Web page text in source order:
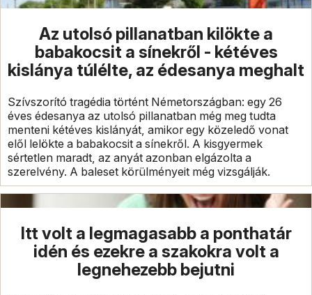
Az utolsó pillanatban kilökte a
babakocsit a sínekről - kétéves
kislánya túlélte, az édesanya meghalt
Szívszorító tragédia történt Németországban: egy 26
éves édesanya az utolsó pillanatban még meg tudta
menteni kétéves kislányát, amikor egy közeledő vonat
elől lelökte a babakocsit a sínekről. A kisgyermek
sértetlen maradt, az anyát azonban elgázolta a
szerelvény. A baleset körülményeit még vizsgálják.
Itt volt a legmagasabb a ponthatár
idén és ezekre a szakokra volt a
legnehezebb bejutni